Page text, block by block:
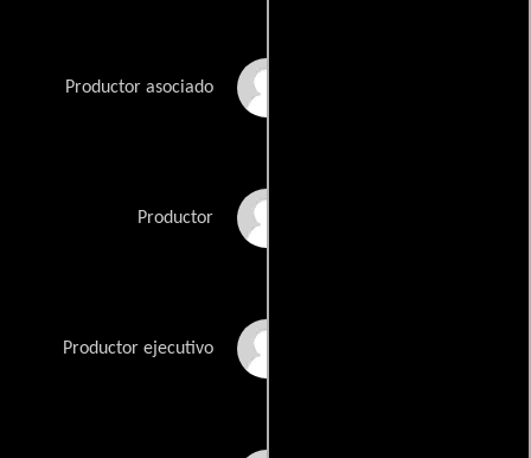
Productor asociado
Productor
Productor ejecutivo